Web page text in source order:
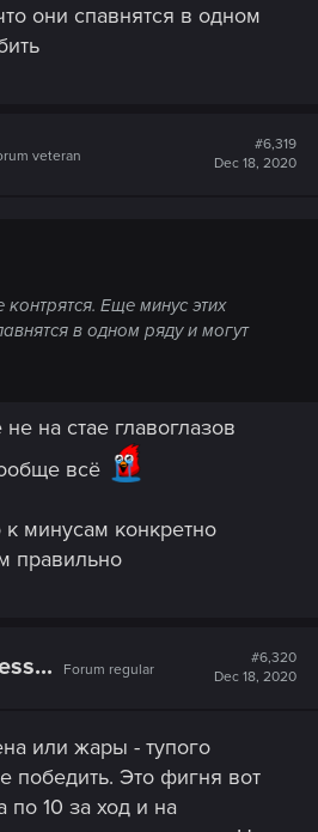
они спавнятся в одном
veteran
#6,319
Dec 18, 2020
Еще минус этих
в одном ряду и могут
на стае главоглазов
всё
к минусам конкретно
правильно
Forum regular
#6,320
Dec 18, 2020
или жары - тупого
победить. Это фигня вот
по 10 за ход и на